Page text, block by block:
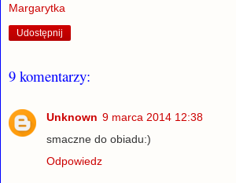
Margarytka
Udostępnij
9 komentarzy:
Unknown 9 marca 2014 12:38
smaczne do obiadu:)
Odpowiedz